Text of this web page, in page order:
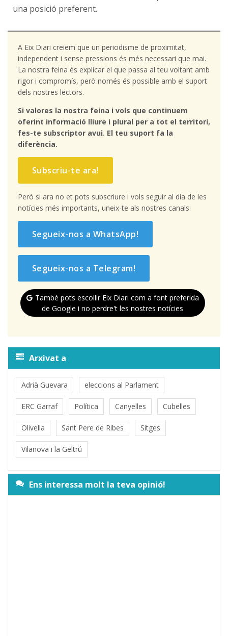
una posició preferent.
A Eix Diari creiem que un periodisme de proximitat,
independent i sense pressions és més necessari que mai.
La nostra feina és explicar el que passa al teu voltant amb
rigor i compromís, però només és possible amb el suport
dels nostres lectors.
Si valores la nostra feina i vols que continuem
oferint informació lliure i plural per a tot el territori,
fes-te subscriptor avui. El teu suport fa la
diferència.
Subscriu-te ara!
Però si ara no et pots subscriure i vols seguir al dia de les
notícies més importants, uneix-te als nostres canals:
Segueix-nos a WhatsApp!
Segueix-nos a Telegram!
També pots escollir Eix Diari com a font preferida
de Google i no perdre't les nostres notícies
Arxivat a
Adrià Guevara eleccions al Parlament
ERC Garraf Política Canyelles Cubelles
Olivella Sant Pere de Ribes Sitges
Vilanova i la Geltrú
Ens interessa molt la teva opinió!